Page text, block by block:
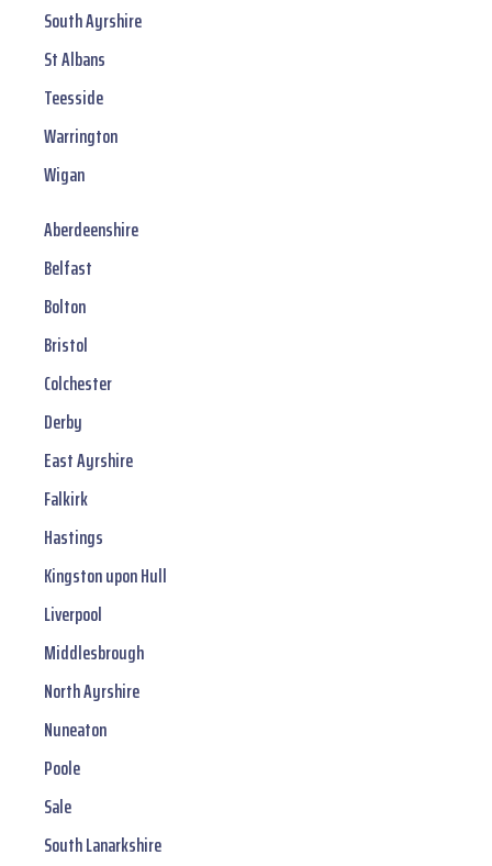
South Ayrshire
St Albans
Teesside
Warrington
Wigan
Aberdeenshire
Belfast
Bolton
Bristol
Colchester
Derby
East Ayrshire
Falkirk
Hastings
Kingston upon Hull
Liverpool
Middlesbrough
North Ayrshire
Nuneaton
Poole
Sale
South Lanarkshire